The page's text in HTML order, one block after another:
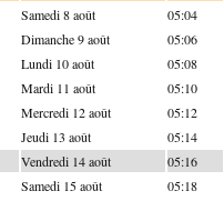
Samedi 8 août 05:04
Dimanche 9 août 05:06
Lundi 10 août 05:08
Mardi 11 août 05:10
Mercredi 12 août 05:12
Jeudi 13 août 05:14
Vendredi 14 août 05:16
Samedi 15 août 05:18